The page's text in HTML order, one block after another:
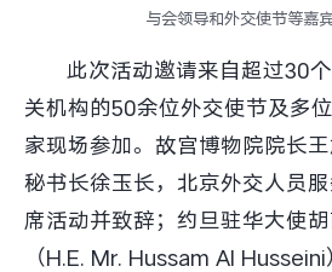
X Fold5
全部X机型
S20 Pro
iQOO 15 Ultra
iQOO Pad6 Pro
与会领导和外交使节等嘉
此次活动邀请来自超过30
关机构的50余位外交使节及多
家现场参加。故宫博物院院长
秘书长徐玉长，北京外交人员
席活动并致辞；约旦驻华大使
（H.E. Mr. Hussam Al